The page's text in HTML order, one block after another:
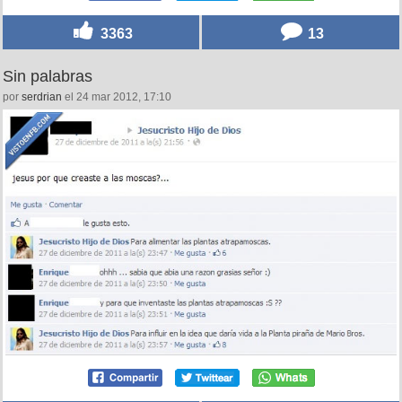
3363 13
Sin palabras
por serdrian el 24 mar 2012, 17:10